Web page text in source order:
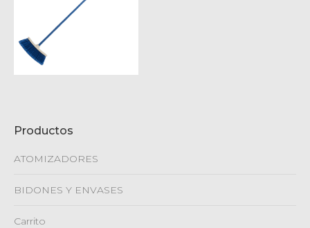
Productos
ATOMIZADORES
BIDONES Y ENVASES
Carrito